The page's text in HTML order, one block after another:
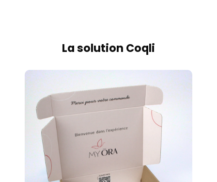
La solution Coqli